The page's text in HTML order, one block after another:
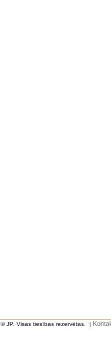
© JP. Visas tiesības rezervētas. |